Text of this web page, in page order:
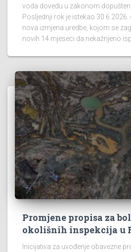
voda dovedu u zakonom
Posljednji rok je istekao 30.6.2026.
nova izmjena uredbe, kojom se
novih 14 mjeseci da nekažnjeno
Promjene propisa za
okolišnih inspekcija u
Inicijativa za uvođenje obavezne